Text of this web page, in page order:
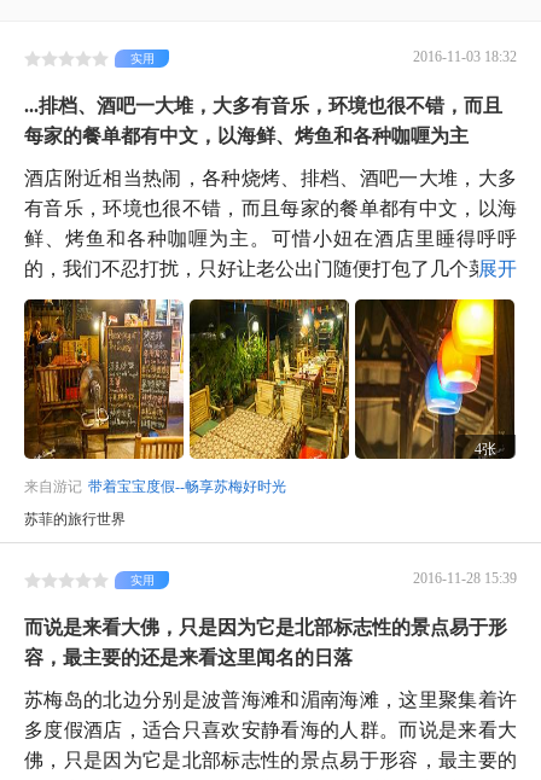
2016-11-03 18:32
实用
...排档、酒吧一大堆，大多有音乐，环境也很不错，而且
每家的餐单都有中文，以海鲜、烤鱼和各种咖喱为主
酒店附近相当热闹，各种烧烤、排档、酒吧一大堆，大多
有音乐，环境也很不错，而且每家的餐单都有中文，以海
鲜、烤鱼和各种咖喱为主。可惜小妞在酒店里睡得呼呼
的，我们不忍打扰，只好让老公出门随便打包了几个菜...
展开
4张
来自游记 带着宝宝度假--畅享苏梅好时光
苏菲的旅行世界
2016-11-28 15:39
实用
而说是来看大佛，只是因为它是北部标志性的景点易于形
容，最主要的还是来看这里闻名的日落
苏梅岛的北边分别是波普海滩和湄南海滩，这里聚集着许
多度假酒店，适合只喜欢安静看海的人群。而说是来看大
佛，只是因为它是北部标志性的景点易于形容，最主要的